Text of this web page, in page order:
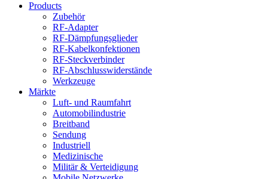
Products
Zubehör
RF-Adapter
RF-Dämpfungsglieder
RF-Kabelkonfektionen
RF-Steckverbinder
RF-Abschlusswiderstände
Werkzeuge
Märkte
Luft- und Raumfahrt
Automobilindustrie
Breitband
Sendung
Industriell
Medizinische
Militär & Verteidigung